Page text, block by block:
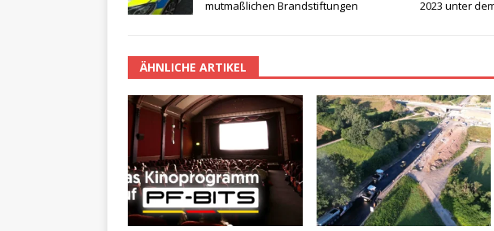
mutmaßlichen Brandstiftungen
2023 unter
ÄHNLICHE ARTIKEL